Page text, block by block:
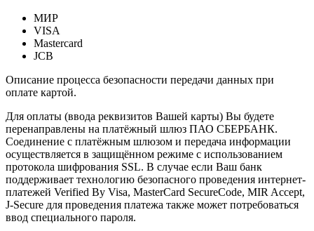
МИР
VISA
Mastercard
JCB
Описание процесса безопасности передачи данных при
оплате картой.
Для оплаты (ввода реквизитов Вашей карты) Вы будете
перенаправлены на платёжный шлюз ПАО СБЕРБАНК.
Соединение с платёжным шлюзом и передача информации
осуществляется в защищённом режиме с использованием
протокола шифрования SSL. В случае если Ваш банк
поддерживает технологию безопасного проведения интернет-
платежей Verified By Visa, MasterCard SecureCode, MIR Accept,
J-Secure для проведения платежа также может потребоваться
ввод специального пароля.